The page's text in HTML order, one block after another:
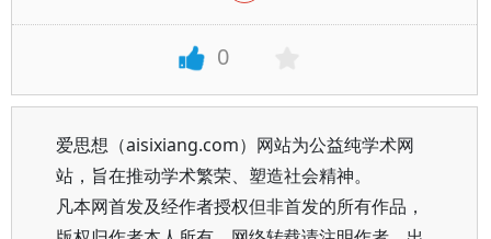
0
爱思想（aisixiang.com）网站为公益纯学术网
站，旨在推动学术繁荣、塑造社会精神。
凡本网首发及经作者授权但非首发的所有作品，